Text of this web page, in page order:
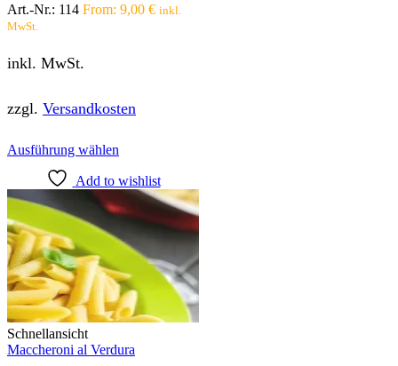
Art.-Nr.: 114 From: 9,00 € inkl.
MwSt.
inkl. MwSt.
zzgl. Versandkosten
Ausführung wählen
weist
mehrere
Varianten
auf.
Die
Optionen
können
auf
der
Produktseite
werden
Add to wishlist
Schnellansicht
Maccheroni al Verdura